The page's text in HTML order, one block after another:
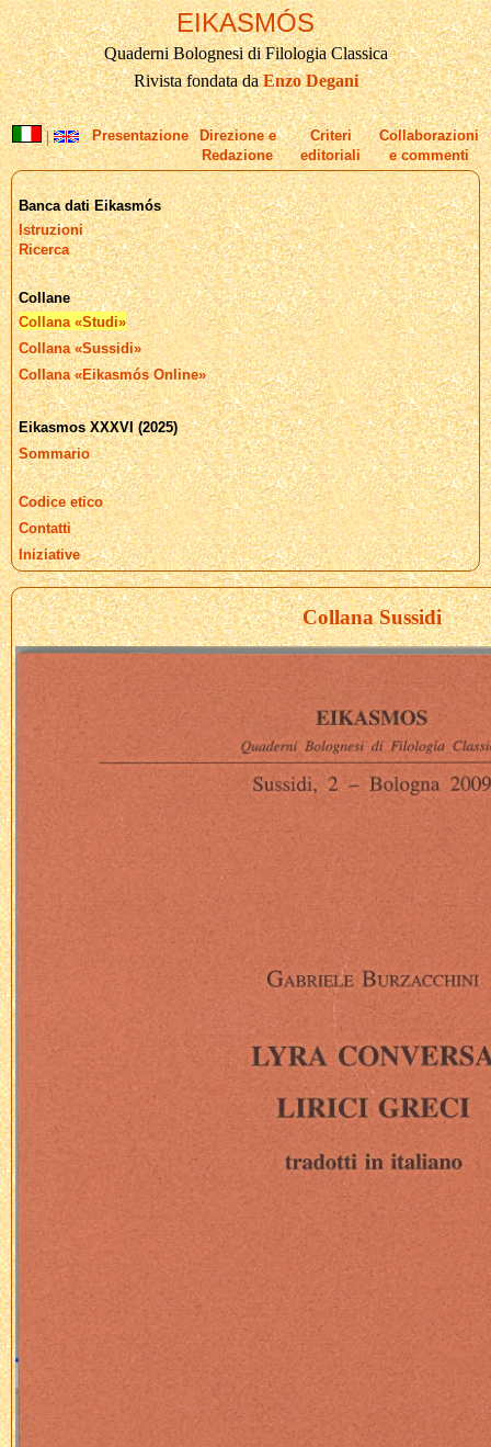
EIKASMÓS
Quaderni Bolognesi di Filologia Classica
Rivista fondata daEnzo Degani
| Presentazione
Direzione e
Redazione
Criteri
editoriali
Collaborazioni
e commenti
Banca dati Eikasmós
Istruzioni
Ricerca
Collane
Collana «Studi»
Collana «Sussidi»
Collana «Eikasmós Online»
Eikasmos XXXVI (2025)
Sommario
Codice etico
Contatti
Iniziative
Collana Sussidi